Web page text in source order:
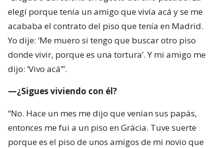
elegí porque tenía un amigo que vivía acá y se me
acababa el contrato del piso que tenía en Madrid.
Yo dije: ‘Me muero si tengo que buscar otro piso
donde vivir, porque es una tortura’. Y mi amigo me
dijo: ‘Vivo acá’”.
—¿Sigues viviendo con él?
“No. Hace un mes me dijo que venían sus papás,
entonces me fui a un piso en Gràcia. Tuve suerte
porque es el piso de unos amigos de mi novio que